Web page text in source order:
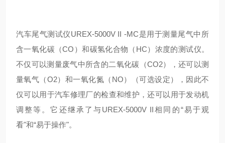
汽车尾气测试仪UREX-5000V II -MC是用于测量尾气中所
含一氧化碳（CO）和碳氢化合物（HC）浓度的测试仪。
不仅可以测量废气中所含的二氧化碳（CO2），还可以测
量氧气（O2）和一氧化氮（NO）（可选设定），因此不
仅可以用于汽车修理厂的检查和维护，还可以用于发动机
调整等。它还继承了与UREX-5000V II相同的“易于观
看"和“易于操作"。